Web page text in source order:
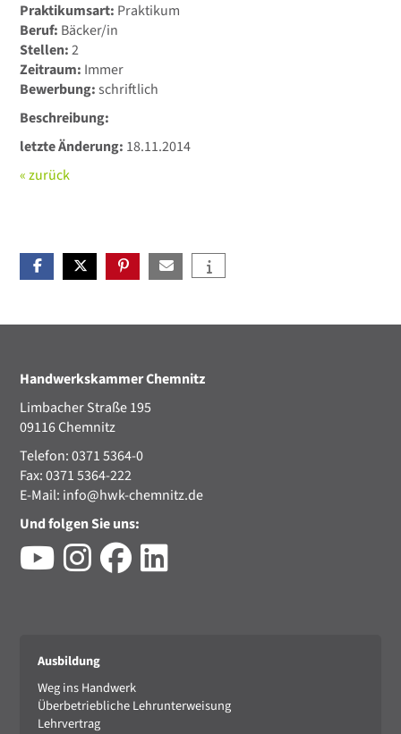
Praktikumsart: Praktikum
Beruf: Bäcker/in
Stellen:2
Zeitraum: Immer
Bewerbung:schriftlich
Beschreibung:
letzte Änderung: 18.11.2014
« zurück
Handwerkskammer Chemnitz
Limbacher Straße 195
09116 Chemnitz
Telefon: 0371 5364-0
Fax: 0371 5364-222
E-Mail: info@hwk-chemnitz.de
Und folgen Sie uns:
Ausbildung
Weg ins Handwerk
Überbetriebliche Lehrunterweisung
Lehrvertrag